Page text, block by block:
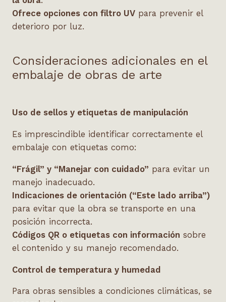
Ofrece opciones con filtro UVpara prevenir el
deterioro por luz.
Consideraciones adicionales en el
embalaje de obras de arte
Uso de sellos y etiquetas de manipulación
Es imprescindible identificar correctamente el
embalaje con etiquetas como:
“Frágil” y “Manejar con cuidado” para evitar un
manejo inadecuado.
Indicaciones de orientación (“Este lado arriba”)
para evitar que la obra se transporte en una
posición incorrecta.
Códigos QR o etiquetas con información sobre
el contenido y su manejo recomendado.
Control de temperatura y humedad
Para obras sensibles a condiciones climáticas, se